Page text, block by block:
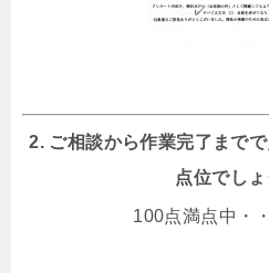
2. ご相談から作業完了まで
点位でしょ
100点満点中・